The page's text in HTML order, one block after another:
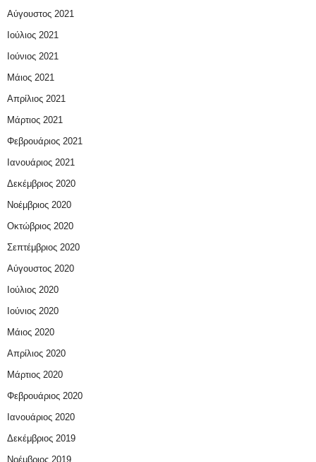
Αύγουστος 2021
Ιούλιος 2021
Ιούνιος 2021
Μάιος 2021
Απρίλιος 2021
Μάρτιος 2021
Φεβρουάριος 2021
Ιανουάριος 2021
Δεκέμβριος 2020
Νοέμβριος 2020
Οκτώβριος 2020
Σεπτέμβριος 2020
Αύγουστος 2020
Ιούλιος 2020
Ιούνιος 2020
Μάιος 2020
Απρίλιος 2020
Μάρτιος 2020
Φεβρουάριος 2020
Ιανουάριος 2020
Δεκέμβριος 2019
Νοέμβριος 2019